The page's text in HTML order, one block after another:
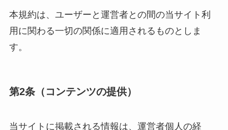
本規約は、ユーザーと運営者との間の当サイト利
用に関わる一切の関係に適用されるものとしま
す。
第2条（コンテンツの提供）
当サイトに掲載される情報は、運営者個人の経